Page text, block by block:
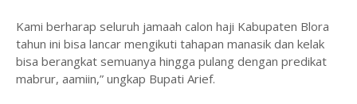
Kami berharap seluruh jamaah calon haji Kabupaten Blora
tahun ini bisa lancar mengikuti tahapan manasik dan kelak
bisa berangkat semuanya hingga pulang dengan predikat
mabrur, aamiin,” ungkap Bupati Arief.